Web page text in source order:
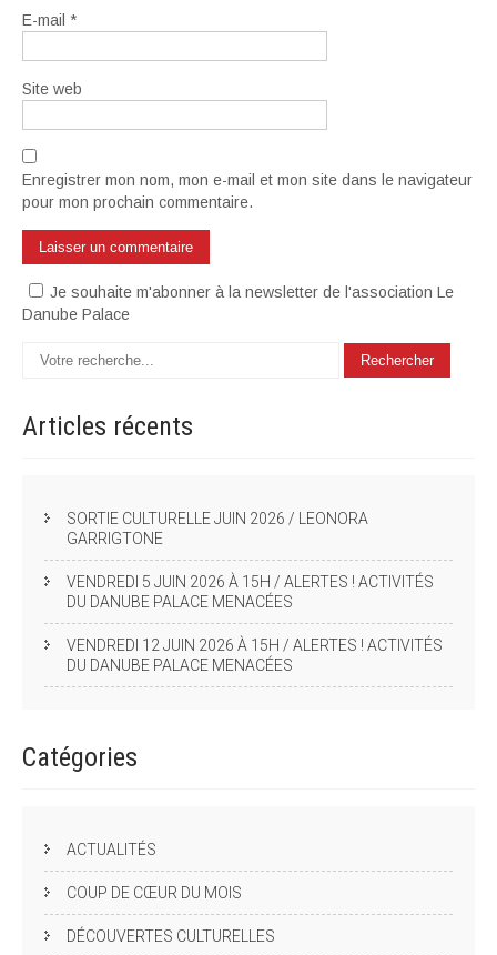
E-mail *
Site web
Enregistrer mon nom, mon e-mail et mon site dans le navigateur
pour mon prochain commentaire.
Je souhaite m'abonner à la newsletter de l'association Le
Danube Palace
Articles récents
SORTIE CULTURELLE JUIN 2026 / LEONORA
GARRIGTONE
VENDREDI 5 JUIN 2026 À 15H / ALERTES ! ACTIVITÉS
DU DANUBE PALACE MENACÉES
VENDREDI 12 JUIN 2026 À 15H / ALERTES ! ACTIVITÉS
DU DANUBE PALACE MENACÉES
Catégories
ACTUALITÉS
COUP DE CŒUR DU MOIS
DÉCOUVERTES CULTURELLES